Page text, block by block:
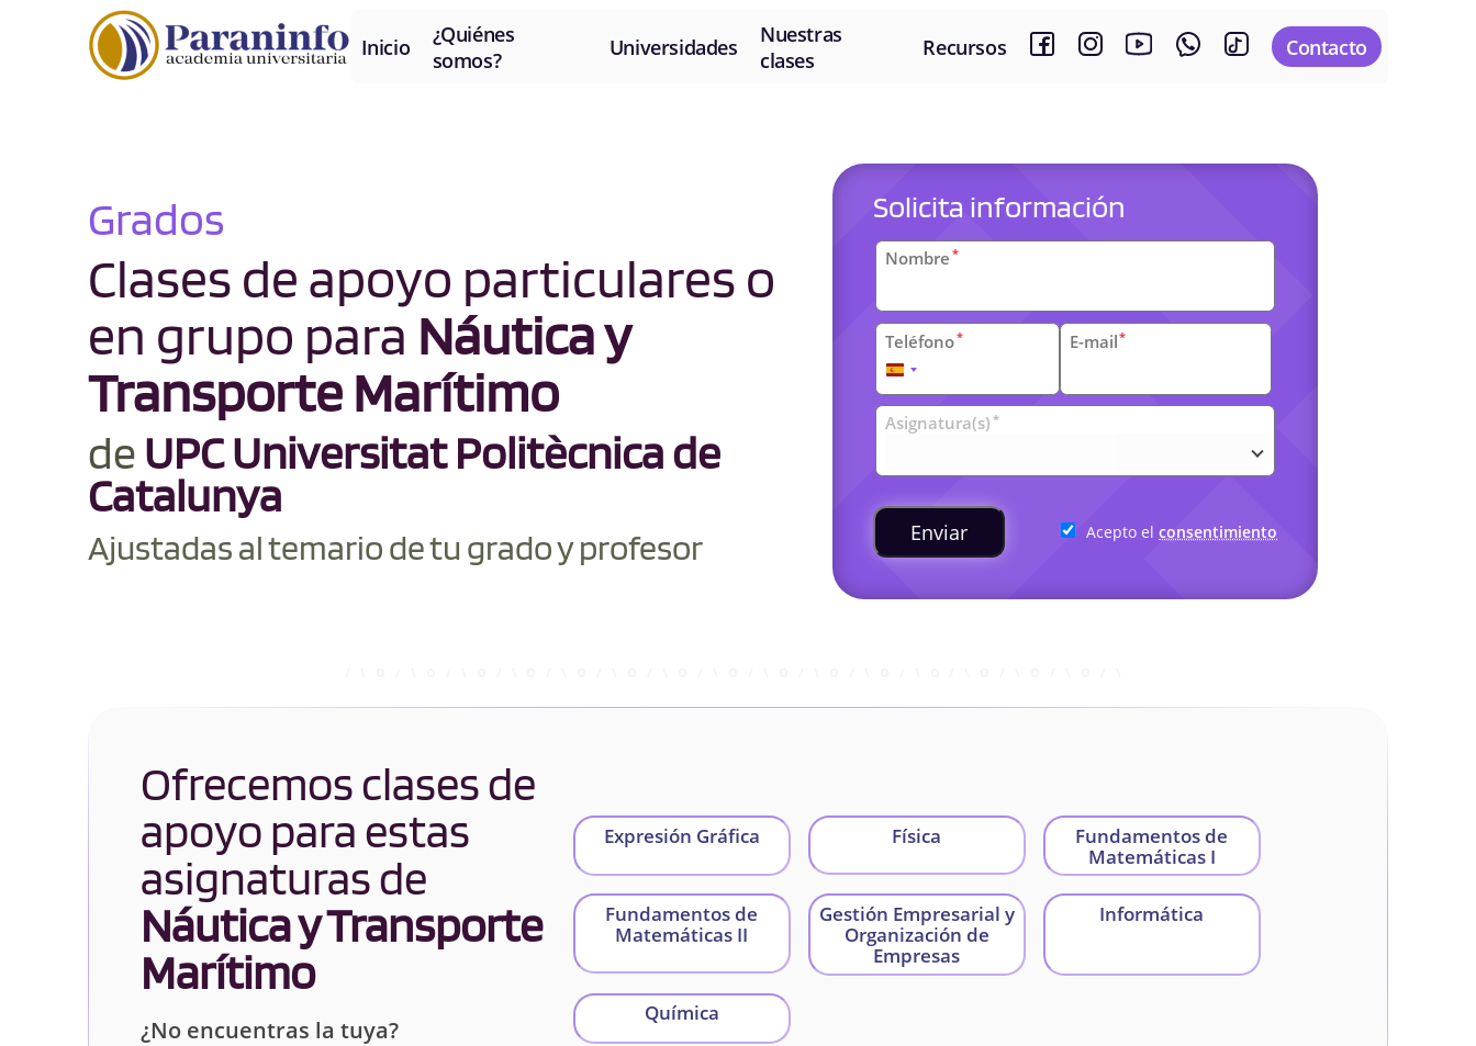
Inicio
¿Quiénes
somos?
Universidades
Nuestras
clases
Recursos Contacto
Grados
Clases de apoyo particulares o
en grupo para Náutica y
Transporte Marítimo
de UPC Universitat Politècnica de
Catalunya
Ajustadas al temario de tu grado y profesor
Solicita información
Datos
Nombre *
Teléfono*
España
+34
E-mail*
Clases
Asignatura(s) *
Enviar Acepto elconsentimiento
Ofrecemos clases de
apoyo para estas
asignaturas de
Náutica y Transporte
Marítimo
¿No encuentras la tuya?
Expresión Gráfica Física
Fundamentos de
Matemáticas I
Fundamentos de
Matemáticas II
Gestión Empresarial y
Organización de
Empresas
Informática
Química